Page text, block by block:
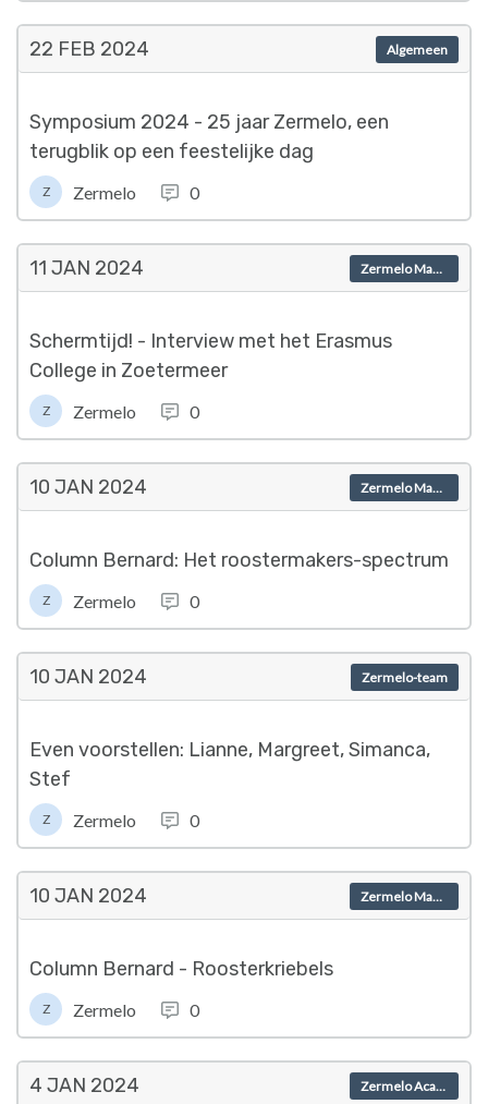
22 FEB 2024
Symposium 2024 - 25 jaar Zermelo, een
terugblik op een feestelijke dag
Z Zermelo 0
Algemeen
11 JAN 2024
Schermtijd! - Interview met het Erasmus
College in Zoetermeer
Z Zermelo 0
Zermelo Magazine
10 JAN 2024
Column Bernard: Het roostermakers-spectrum
Z Zermelo 0
Zermelo Magazine
10 JAN 2024
Even voorstellen: Lianne, Margreet, Simanca,
Stef
Z Zermelo 0
Zermelo-team
10 JAN 2024
Column Bernard - Roosterkriebels
Z Zermelo 0
Zermelo Magazine
4 JAN 2024 Zermelo Academy